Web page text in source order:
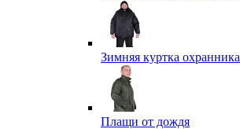
Зимняя куртка охранника
Плащи от дождя